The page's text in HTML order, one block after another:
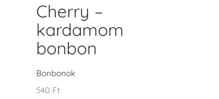
Cherry –
kardamom
bonbon
Bonbonok
540 Ft